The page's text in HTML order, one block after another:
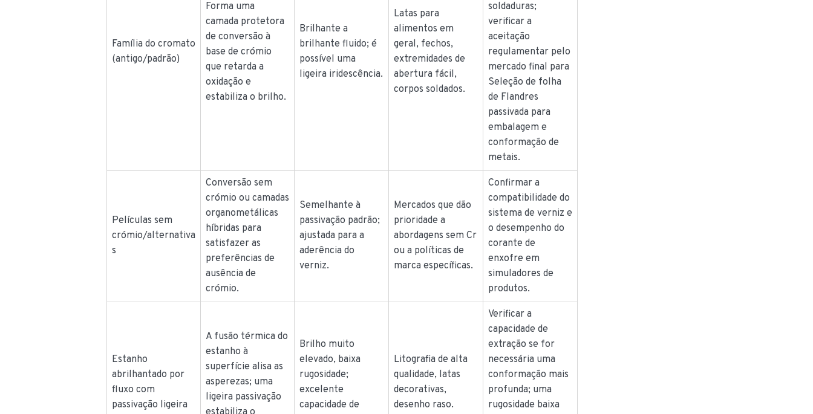
Família do cromato
(antigo/padrão)
Forma uma
camada protetora
de conversão à
base de crómio
que retarda a
oxidação e
estabiliza o brilho.
Brilhante a
brilhante fluido; é
possível uma
ligeira iridescência.
Latas para
alimentos em
geral, fechos,
extremidades de
abertura fácil,
corpos soldados.
soldaduras;
verificar a
aceitação
regulamentar pelo
mercado final para
Seleção de folha
de Flandres
passivada para
embalagem e
conformação de
metais.
Películas sem
crómio/alternativa
s
Conversão sem
crómio ou camadas
organometálicas
híbridas para
satisfazer as
preferências de
ausência de
crómio.
Semelhante à
passivação padrão;
ajustada para a
aderência do
verniz.
Mercados que dão
prioridade a
abordagens sem Cr
ou a políticas de
marca específicas.
Confirmar a
compatibilidade do
sistema de verniz e
o desempenho do
corante de
enxofre em
simuladores de
produtos.
Estanho
abrilhantado por
fluxo com
passivação ligeira
A fusão térmica do
estanho à
superfície alisa as
asperezas; uma
ligeira passivação
Brilho muito
elevado, baixa
rugosidade;
excelente
capacidade de
Litografia de alta
qualidade, latas
decorativas,
desenho raso.
Verificar a
capacidade de
extração se for
necessária uma
conformação mais
profunda; uma
rugosidade baixa